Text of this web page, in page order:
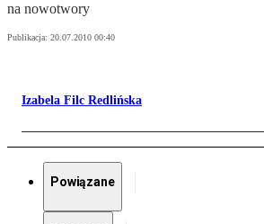
na nowotwory
Publikacja: 20.07.2010 00:40
Izabela Filc Redlińska
Powiązane